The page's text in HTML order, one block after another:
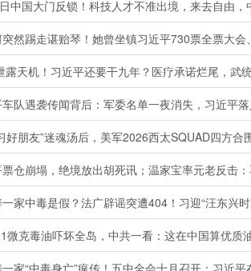
然踢走谌贻琴！她曾坐镇习近平730票全票大
露天机！习近平还要干九年？医疗承诺烂尾，武
队遇袭传闻背后：军委名单一夜消失，习近平
仓崩塌，绝境放出胡死讯；温家宝率元老反击
微克毒油吓坏全岛，中共一看：这在中国算优